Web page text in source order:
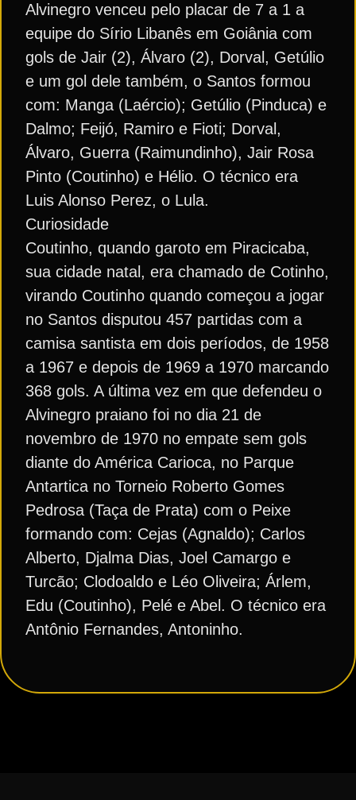
Alvinegro venceu pelo placar de 7 a 1 a
equipe do Sírio Libanês em Goiânia com
gols de Jair (2), Álvaro (2), Dorval, Getúlio
e um gol dele também, o Santos formou
com: Manga (Laércio); Getúlio (Pinduca) e
Dalmo; Feijó, Ramiro e Fioti; Dorval,
Álvaro, Guerra (Raimundinho), Jair Rosa
Pinto (Coutinho) e Hélio. O técnico era
Luis Alonso Perez, o Lula.
Curiosidade
Coutinho, quando garoto em Piracicaba,
sua cidade natal, era chamado de Cotinho,
virando Coutinho quando começou a jogar
no Santos disputou 457 partidas com a
camisa santista em dois períodos, de 1958
a 1967 e depois de 1969 a 1970 marcando
368 gols. A última vez em que defendeu o
Alvinegro praiano foi no dia 21 de
novembro de 1970 no empate sem gols
diante do América Carioca, no Parque
Antartica no Torneio Roberto Gomes
Pedrosa (Taça de Prata) com o Peixe
formando com: Cejas (Agnaldo); Carlos
Alberto, Djalma Dias, Joel Camargo e
Turcão; Clodoaldo e Léo Oliveira; Árlem,
Edu (Coutinho), Pelé e Abel. O técnico era
Antônio Fernandes, Antoninho.